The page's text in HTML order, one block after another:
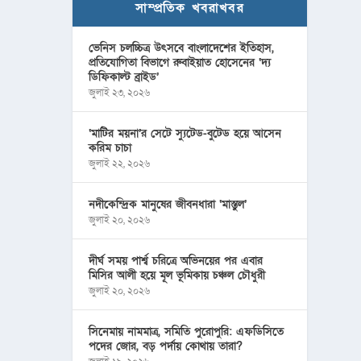
সাম্প্রতিক খবরাখবর
ভেনিস চলচ্চিত্র উৎসবে বাংলাদেশের ইতিহাস,
প্রতিযোগিতা বিভাগে রুবাইয়াত হোসেনের ‘দ্য
ডিফিকাল্ট ব্রাইড’
জুলাই ২৩, ২০২৬
‘মাটির ময়না’র সেটে স্যুটেড-বুটেড হয়ে আসেন
করিম চাচা
জুলাই ২২, ২০২৬
নদীকেন্দ্রিক মানুষের জীবনধারা ‘মাস্তুল’
জুলাই ২০, ২০২৬
দীর্ঘ সময় পার্শ্ব চরিত্রে অভিনয়ের পর এবার
মিসির আলী হয়ে মূল ভূমিকায় চঞ্চল চৌধুরী
জুলাই ২০, ২০২৬
সিনেমায় নামমাত্র, সমিতি পুরোপুরি: এফডিসিতে
পদের জোর, বড় পর্দায় কোথায় তারা?